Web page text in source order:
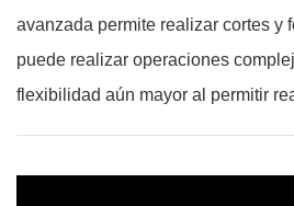
avanzada permite realizar cortes y
puede realizar operaciones
flexibilidad aún mayor al permitir